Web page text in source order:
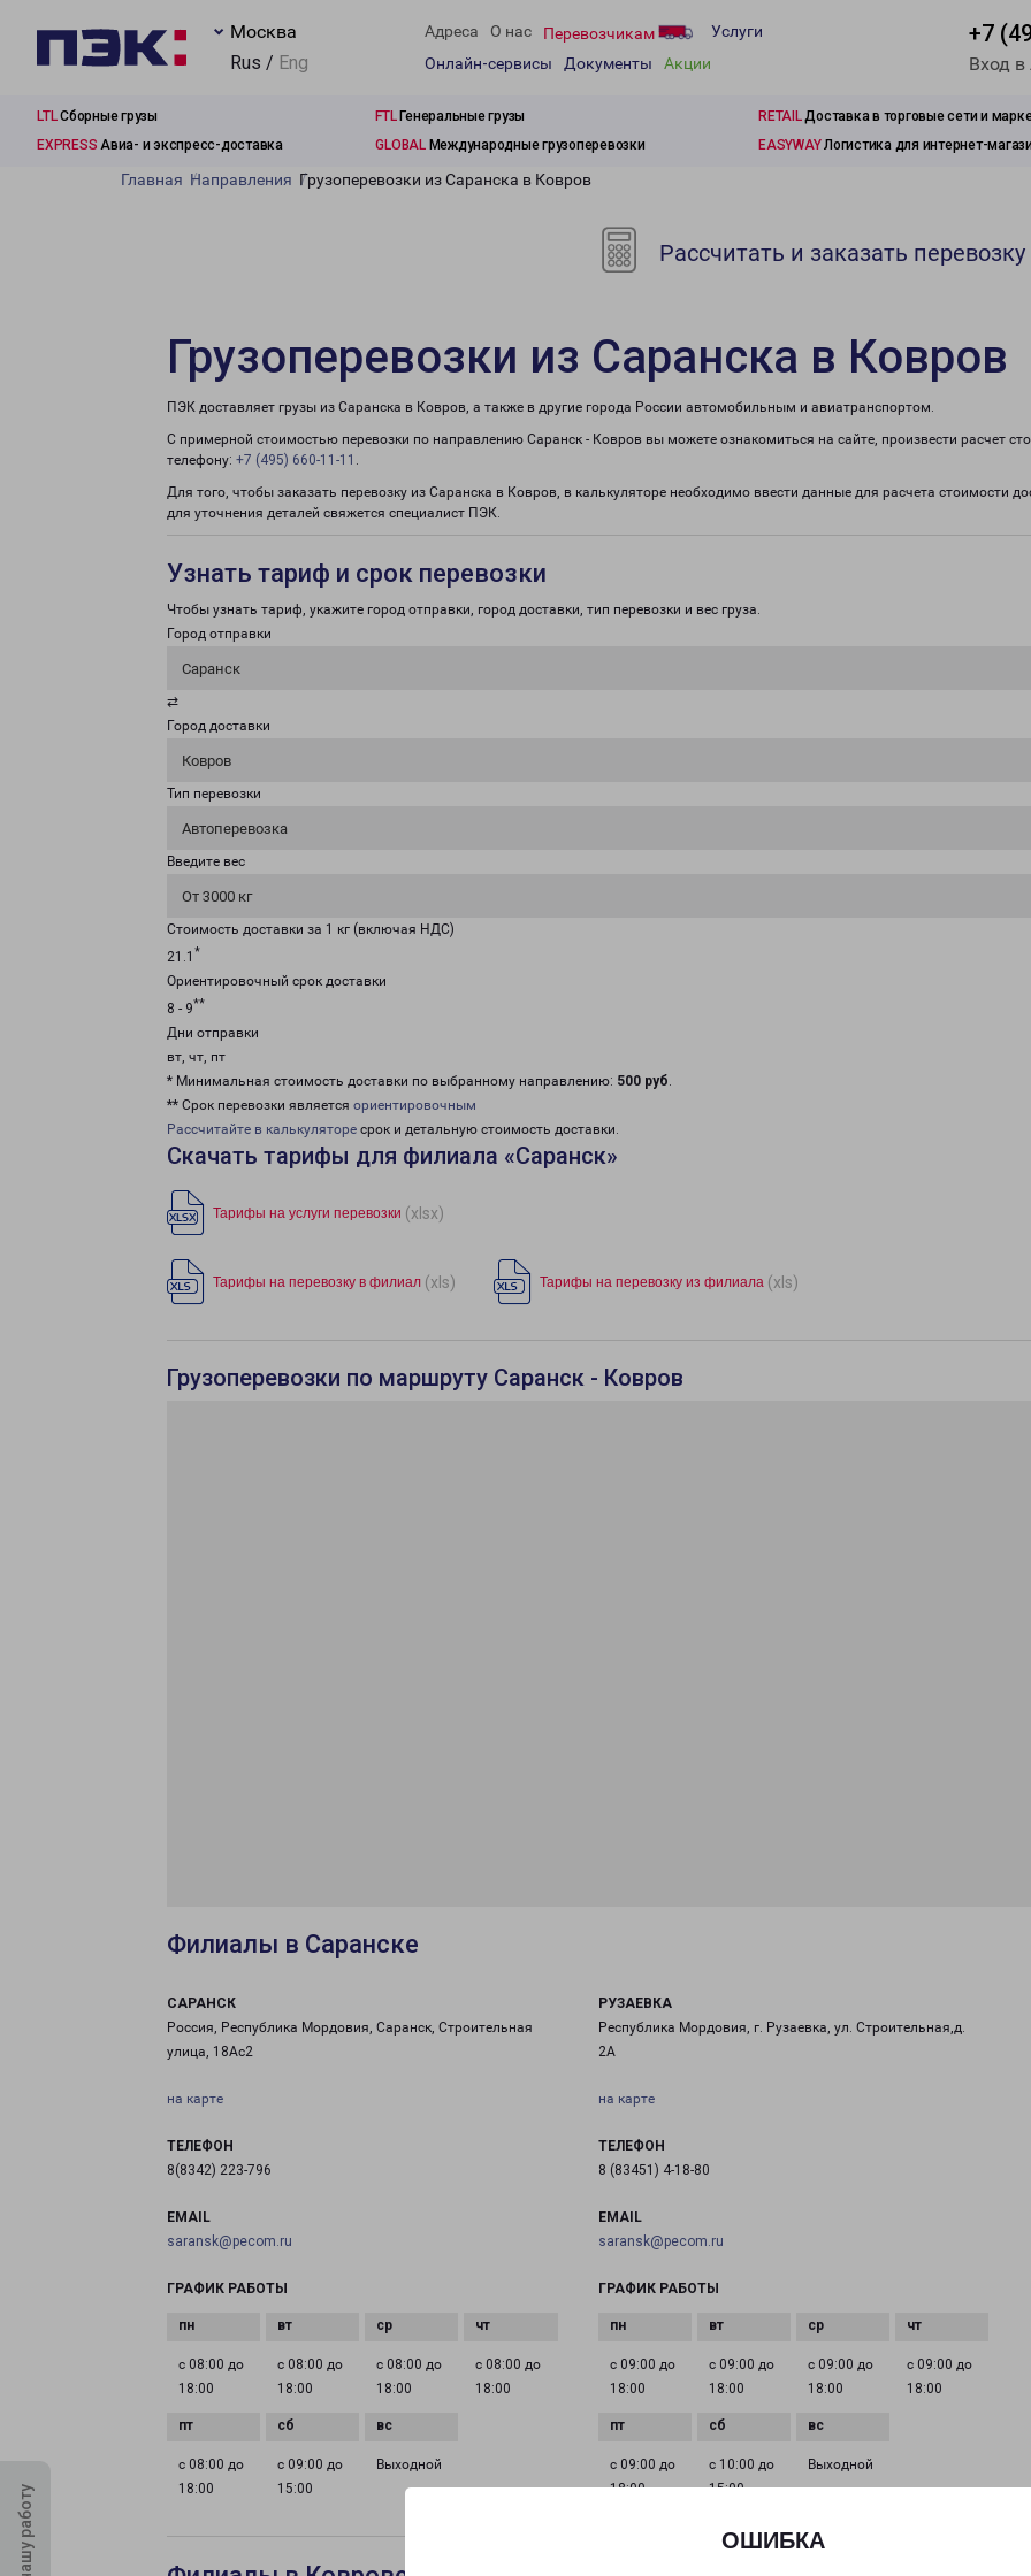
ОШИБКА
Москва
Rus / Eng
Адреса О нас Перевозчикам
Услуги
Онлайн-сервисы
Документы Акции
+7
Вход
LTLСборные грузы FTLГенеральные грузы RETAILДоставка в торговые сети и
EXPRESS Авиа- и экспресс-доставка GLOBALМеждународные грузоперевозки EASYWAYЛогистика для интернет-
Главная Направления Грузоперевозки из Саранска в Ковров
Рассчитать и заказать перевозку
Грузоперевозки из Саранска в Ковров
ПЭК доставляет грузы из Саранска в Ковров, а также в другие города России автомобильным и авиатранспортом.
С примерной стоимостью перевозки по направлению Саранск - Ковров вы можете ознакомиться на сайте, произвести расчет
телефону: +7 (495) 660-11-11 .
Для того, чтобы заказать перевозку из Саранска в Ковров, в калькуляторе необходимо ввести данные для расчета стоимости
для уточнения деталей свяжется специалист ПЭК.
Узнать тариф и срок перевозки
Чтобы узнать тариф, укажите город отправки, город доставки, тип перевозки и вес груза.
Город отправки
Саранск
⇄
Город доставки
Ковров
Тип перевозки
Автоперевозка
Введите вес
От 3000 кг
Стоимость доставки за 1 кг (включая НДС)
21.1 *
Ориентировочный срок доставки
8 - 9**
Дни отправки
вт, чт, пт
* Минимальная стоимость доставки по выбранному направлению: 500 руб.
** Срок перевозки является ориентировочным
Рассчитайте в калькуляторе срок и детальную стоимость доставки.
Скачать тарифы для филиала «Саранск»
Тарифы на услуги перевозки (xlsx)
Тарифы на перевозку в филиал (xls) Тарифы на перевозку из филиала (xls)
Грузоперевозки по маршруту Саранск - Ковров
Филиалы в Саранске
САРАНСК
Россия, Республика Мордовия, Саранск, Строительная
улица, 18Ас2
на карте
ТЕЛЕФОН
8(8342) 223-796
EMAIL
saransk@pecom.ru
ГРАФИК РАБОТЫ
с 08:00 до
18:00
с 08:00 до
18:00
с 08:00 до
18:00
с 08:00 до
18:00
с 08:00 до
18:00
с 09:00 до
15:00
Выходной
РУЗАЕВКА
Республика Мордовия, г. Рузаевка, ул. Строительная,д.
2А
на карте
ТЕЛЕФОН
8 (83451) 4-18-80
EMAIL
saransk@pecom.ru
ГРАФИК РАБОТЫ
с 09:00 до
18:00
с 09:00 до
18:00
с 09:00 до
18:00
с 09:00 до
18:00
с 09:00 до
18:00
с 10:00 до
15:00
Выходной